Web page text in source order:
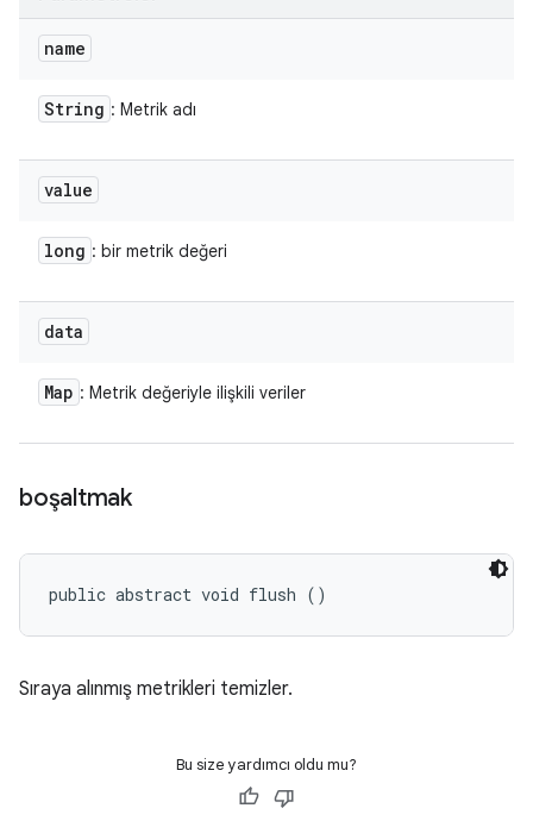
name
String : Metrik adı
value
long : bir metrik değeri
data
Map : Metrik değeriyle ilişkili veriler
boşaltmak
public abstract void flush ()
Sıraya alınmış metrikleri temizler.
Bu size yardımcı oldu mu?